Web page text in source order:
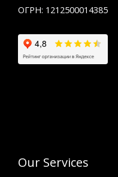
ОГРН: 1212500014385
Our Services